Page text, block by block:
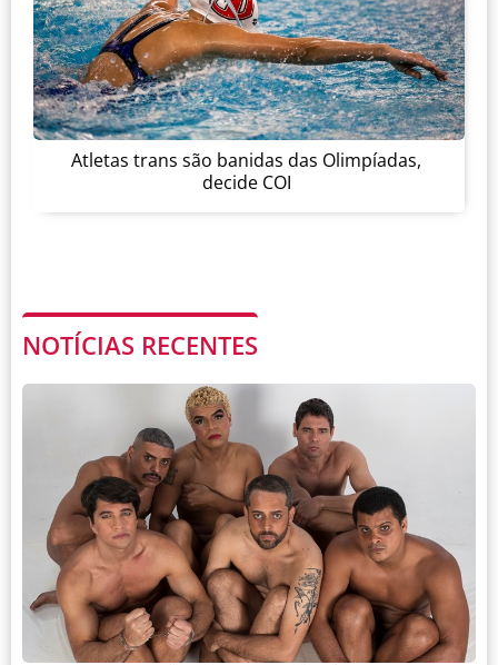
Atletas trans são banidas das Olimpíadas,
decide COI
NOTÍCIAS RECENTES